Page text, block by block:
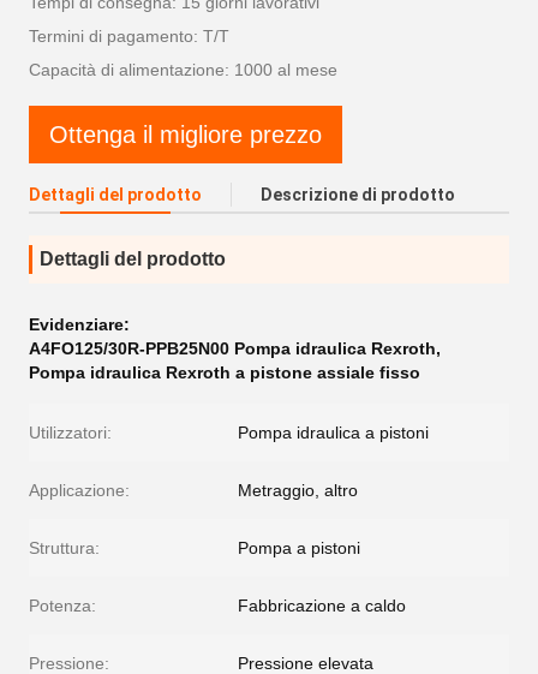
Termini di pagamento: T/T
Capacità di alimentazione: 1000 al mese
Ottenga il migliore prezzo
Dettagli del prodotto Descrizione di prodotto
Dettagli del prodotto
Evidenziare:
A4FO125/30R-PPB25N00 Pompa idraulica Rexroth,
Pompa idraulica Rexroth a pistone assiale fisso
Utilizzatori: Pompa idraulica a pistoni
Applicazione: Metraggio, altro
Struttura: Pompa a pistoni
Potenza: Fabbricazione a caldo
Pressione: Pressione elevata